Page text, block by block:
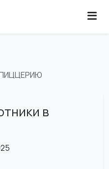
ПИЦЦЕРИЮ
в